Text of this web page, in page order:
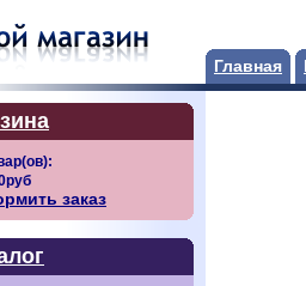
Главная
заказ